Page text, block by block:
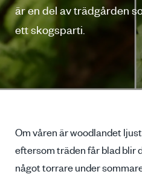
är en del av trädgården
ett skogsparti.
Om våren är woodlandet
eftersom träden får blad blir
något torrare under